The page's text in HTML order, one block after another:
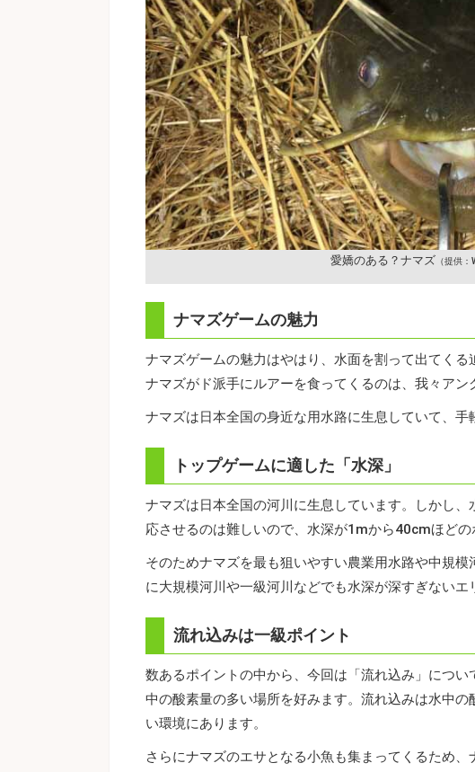
愛嬌のある？ナマズ （提供
ナマズゲームの魅力
ナマズゲームの魅力はやはり、水面を割って出てく
ナマズがド派手にルアーを食ってくるのは、我々アン
ナマズは日本全国の身近な用水路に生息していて、手
トップゲームに適した「水深」
ナマズは日本全国の河川に生息しています。しかし
応させるのは難しいので、水深が1mから40cmほどの
そのためナマズを最も狙いやすい農業用水路や中規
に大規模河川や一級河川などでも水深が深すぎないエ
流れ込みは一級ポイント
数あるポイントの中から、今回は「流れ込み」につ
中の酸素量の多い場所を好みます。流れ込みは水中
い環境にあります。
さらにナマズのエサとなる小魚も集まってくるため